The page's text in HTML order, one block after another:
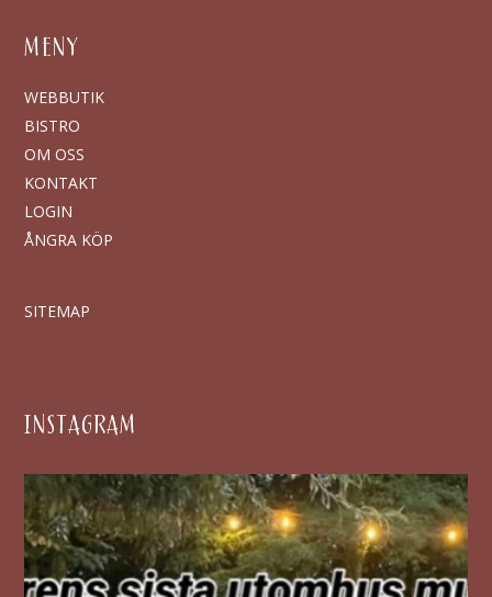
MENY
WEBBUTIK
BISTRO
OM OSS
KONTAKT
LOGIN
ÅNGRA KÖP
SITEMAP
INSTAGRAM